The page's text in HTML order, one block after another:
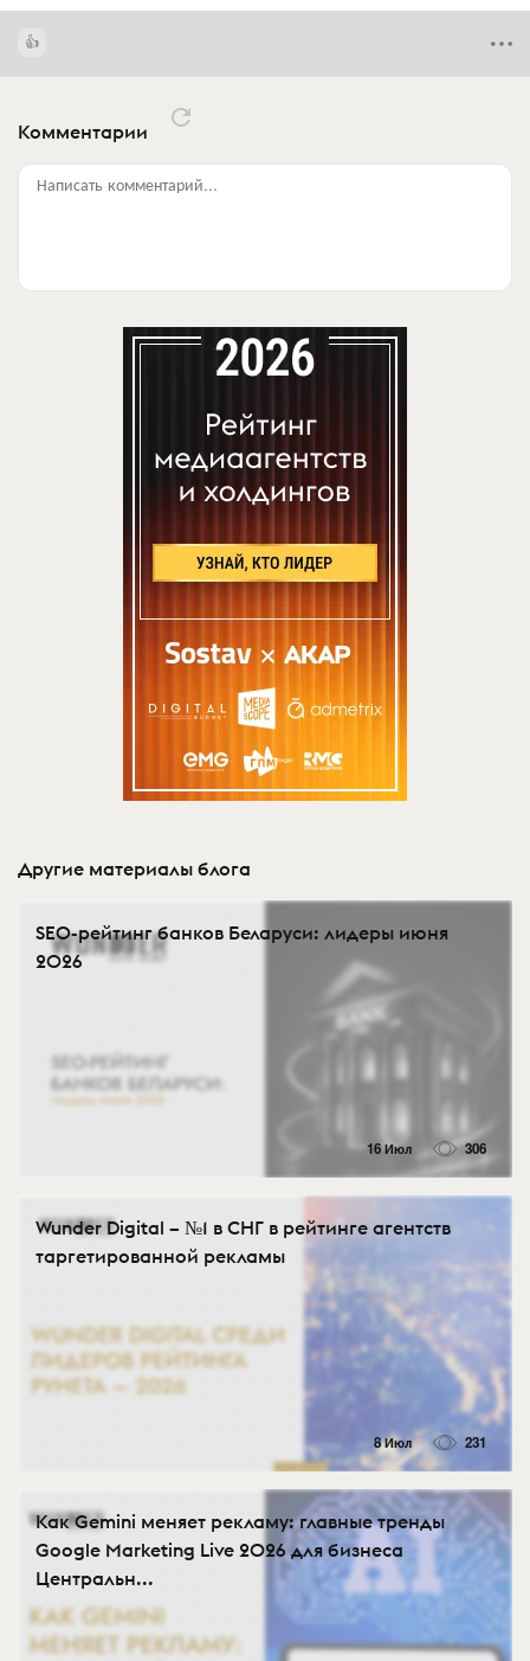
Комментарии
Написать комментарий...
Другие материалы блога
SEO-рейтинг банков Беларуси: лидеры июня
2026
16 Июл 306
Wunder Digital – №1 в СНГ в рейтинге агентств
таргетированной рекламы
8 Июл 231
Как Gemini меняет рекламу: главные тренды
Google Marketing Live 2026 для бизнеса
Центральн...